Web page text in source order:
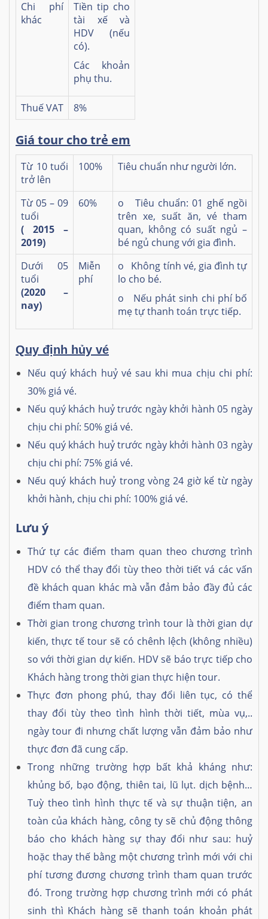
Chi phí
khác
Tiền tip cho
tài xế và
HDV (nếu
có).
Các khoản
phụ thu.
Thuế VAT 8%
Giá tour cho trẻ em
Từ 10 tuổi
trở lên
100% Tiêu chuẩn như người lớn.
Từ 05 – 09
tuổi
( 2015 –
2019)
60%
o Tiêu chuẩn: 01 ghế ngồi
trên xe, suất ăn, vé tham
quan, không có suất ngủ –
bé ngủ chung với gia đình.
Dưới 05
tuổi
(2020 –
nay)
Miễn
phí
o Không tính vé, gia đình tự
lo cho bé.
o Nếu phát sinh chi phí bố
mẹ tự thanh toán trực tiếp.
Quy định hủy vé
Nếu quý khách huỷ vé sau khi mua chịu chi phí:
30% giá vé.
Nếu quý khách huỷ trước ngày khởi hành 05 ngày
chịu chi phí: 50% giá vé.
Nếu quý khách huỷ trước ngày khởi hành 03 ngày
chịu chi phí: 75% giá vé.
Nếu quý khách huỷ trong vòng 24 giờ kể từ ngày
khởi hành, chịu chi phí: 100% giá vé.
Lưu ý
Thứ tự các điểm tham quan theo chương trình
HDV có thể thay đổi tùy theo thời tiết vá các vấn
đề khách quan khác mà vẫn đảm bảo đầy đủ các
điểm tham quan.
Thời gian trong chương trình tour là thời gian dự
kiến, thực tế tour sẽ có chênh lệch (không nhiều)
so với thời gian dự kiến. HDV sẽ báo trực tiếp cho
Khách hàng trong thời gian thực hiện tour.
Thực đơn phong phú, thay đổi liên tục, có thể
thay đổi tùy theo tình hình thời tiết, mùa vụ,..
ngày tour đi nhưng chất lượng vẫn đảm bảo như
thực đơn đã cung cấp.
Trong những trường hợp bất khả kháng như:
khủng bố, bạo động, thiên tai, lũ lụt. dịch bệnh…
Tuỳ theo tình hình thực tế và sự thuận tiện, an
toàn của khách hàng, công ty sẽ chủ động thông
báo cho khách hàng sự thay đổi như sau: huỷ
hoặc thay thế bằng một chương trình mới với chi
phí tương đương chương trình tham quan trước
đó. Trong trường hợp chương trình mới có phát
sinh thì Khách hàng sẽ thanh toán khoản phát